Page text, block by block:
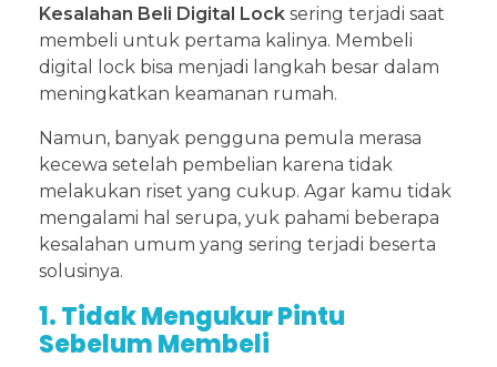
Kesalahan Beli Digital Lock sering terjadi saat
membeli untuk pertama kalinya. Membeli
digital lock bisa menjadi langkah besar dalam
meningkatkan keamanan rumah.
Namun, banyak pengguna pemula merasa
kecewa setelah pembelian karena tidak
melakukan riset yang cukup. Agar kamu tidak
mengalami hal serupa, yuk pahami beberapa
kesalahan umum yang sering terjadi beserta
solusinya.
1. Tidak Mengukur Pintu
Sebelum Membeli